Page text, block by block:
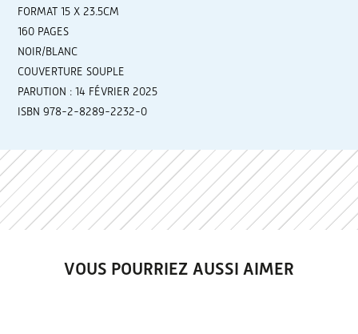
FORMAT 15 X 23.5CM
160 PAGES
NOIR/BLANC
COUVERTURE SOUPLE
PARUTION : 14 FÉVRIER 2025
ISBN 978-2-8289-2232-0
VOUS POURRIEZ AUSSI AIMER